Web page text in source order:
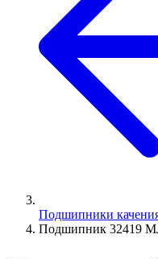
Подшипники
Подшипник 32419